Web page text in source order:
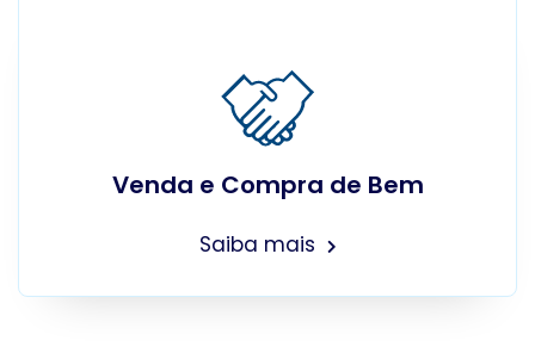
Venda e Compra de Bem
Saiba mais